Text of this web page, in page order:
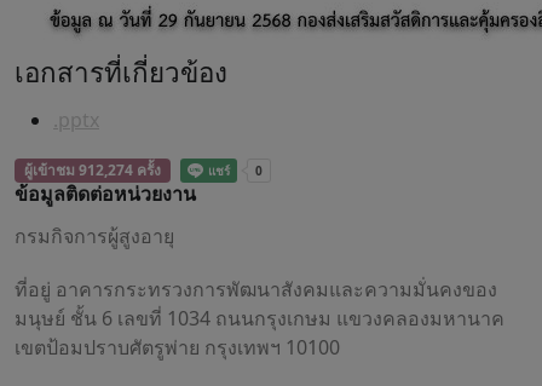
เอกสารที่เกี่ยวข้อง
.pptx
ผู้เข้าชม 912,274 ครั้ง
ข้อมูลติดต่อหน่วยงาน
กรมกิจการผู้สูงอายุ
ที่อยู่ อาคารกระทรวงการพัฒนาสังคมและความมั่นคงของ
มนุษย์ ชั้น 6 เลขที่ 1034 ถนนกรุงเกษม แขวงคลองมหานาค
เขตป้อมปราบศัตรูพ่าย กรุงเทพฯ 10100